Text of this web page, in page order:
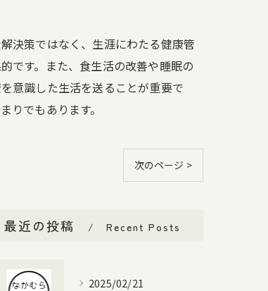
決策ではなく、生涯にわたる健康管
です。また、食生活の改善や睡眠の
意識した生活を送ることが重要で
でもあります。
次のページ >
最近の投稿 Recent Posts
2025/02/21